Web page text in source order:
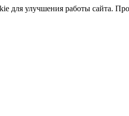
для улучшения работы сайта.